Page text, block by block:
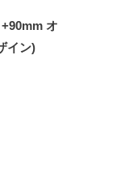
オ
イン)